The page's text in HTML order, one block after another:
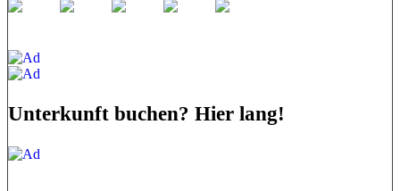
Unterkunft buchen? Hier lang!